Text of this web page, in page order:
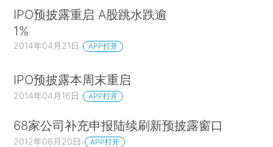
IPO预披露重启 A股跳水跌逾
1%
2014年04月21日 APP打开
IPO预披露本周末重启
2014年04月16日 APP打开
68家公司补充申报陆续刷新预披露窗口
2012年08月20日 APP打开